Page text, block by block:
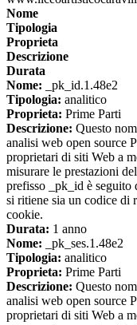
Nome
Tipologia
Proprieta
Descrizione
Durata
Nome: _pk_id.1.48e2
Tipologia: analitico
Proprieta: Prime Parti
Descrizione: Questo
analisi web open source
proprietari di siti Web a
misurare le prestazioni
prefisso _pk_id è seguito
si ritiene sia un codice di
cookie.
Durata: 1 anno
Nome: _pk_ses.1.48e2
Tipologia: analitico
Proprieta: Prime Parti
Descrizione: Questo
analisi web open source
proprietari di siti Web a